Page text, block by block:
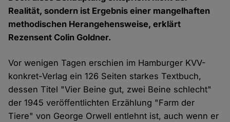
Realität, sondern ist Ergebnis einer mangelhaften
methodischen Herangehensweise, erklärt
Rezensent Colin Goldner.
Vor wenigen Tagen erschien im Hamburger KVV-
konkret-Verlag ein 126 Seiten starkes Textbuch,
dessen Titel "Vier Beine gut, zwei Beine schlecht"
der 1945 veröffentlichten Erzählung "Farm der
Tiere" von George Orwell entlehnt ist, auch wenn er